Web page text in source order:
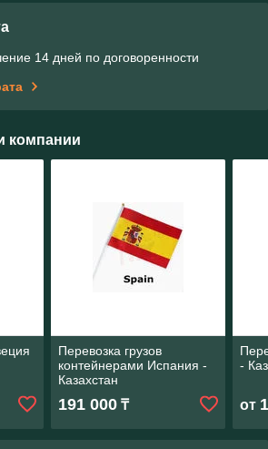
14 дней по договоренности
компании
Перевозка грузов
контейнерами Испания -
Казахстан
191 000₸
-
от